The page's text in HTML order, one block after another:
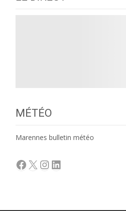
MÉTÉO
Marennes bulletin météo
Facebook
X Instagram
LinkedIn